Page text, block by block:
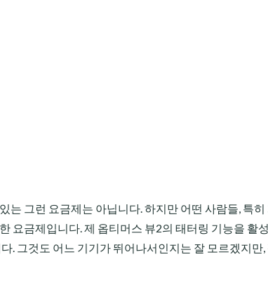
는 그런 요금제는 아닙니다. 하지만 어떤 사람들, 특히
요금제입니다. 제 옵티머스 뷰2의 태터링 기능을 활
. 그것도 어느 기기가 뛰어나서인지는 잘 모르겠지만,